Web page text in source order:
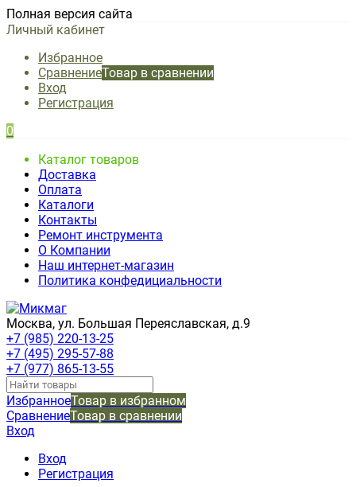
Полная версия сайта
Личный кабинет
Избранное
СравнениеТовар в сравнении
Вход
Регистрация
0
Каталог товаров
Доставка
Оплата
Каталоги
Контакты
Ремонт инструмента
О Компании
Наш интернет-магазин
Политика конфедициальности
Москва, ул. Большая Переяславская, д.9
+7 (985) 220-13-25
+7 (495) 295-57-88
+7 (977) 865-13-55
ИзбранноеТовар в избранном
СравнениеТовар в сравнении
Вход
Вход
Регистрация